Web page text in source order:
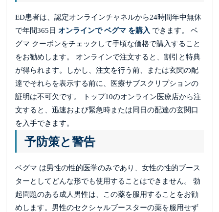
ED患者は、認定オンラインチャネルから24時間年中無休
で年間365日 オンラインで ベグマ を購入 できます。 ベ
グマ クーポンをチェックして手頃な価格で購入すること
をお勧めします。 オンラインで注文すると、割引と特典
が得られます。しかし、注文を行う前、または玄関の配
達でそれらを表示する前に、医療サブスクリプションの
証明は不可欠です。 トップ10のオンライン医療店から注
文すると、迅速および緊急時または同日の配達の玄関口
を入手できます。
予防策と警告
ベグマ は男性の性的医学のみであり、女性の性的ブース
ターとしてどんな形でも使用することはできません。 勃
起問題のある成人男性は、この薬を服用することをお勧
めします。男性のセクシャルブースターの薬を服用せず